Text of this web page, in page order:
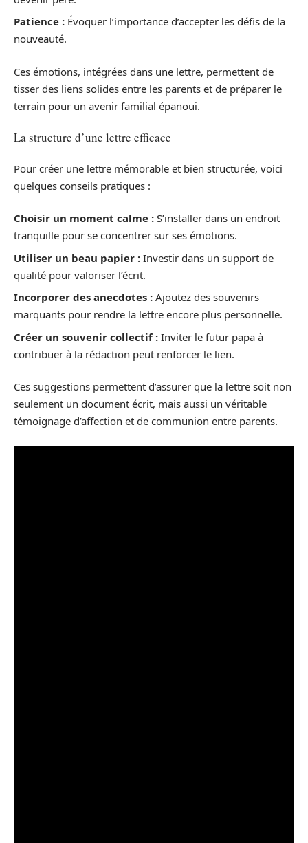
Patience : Évoquer l’importance d’accepter les défis de la
nouveauté.
Ces émotions, intégrées dans une lettre, permettent de
tisser des liens solides entre les parents et de préparer le
terrain pour un avenir familial épanoui.
La structure d’une lettre efficace
Pour créer une lettre mémorable et bien structurée, voici
quelques conseils pratiques :
Choisir un moment calme : S’installer dans un endroit
tranquille pour se concentrer sur ses émotions.
Utiliser un beau papier : Investir dans un support de
qualité pour valoriser l’écrit.
Incorporer des anecdotes : Ajoutez des souvenirs
marquants pour rendre la lettre encore plus personnelle.
Créer un souvenir collectif : Inviter le futur papa à
contribuer à la rédaction peut renforcer le lien.
Ces suggestions permettent d’assurer que la lettre soit non
seulement un document écrit, mais aussi un véritable
témoignage d’affection et de communion entre parents.